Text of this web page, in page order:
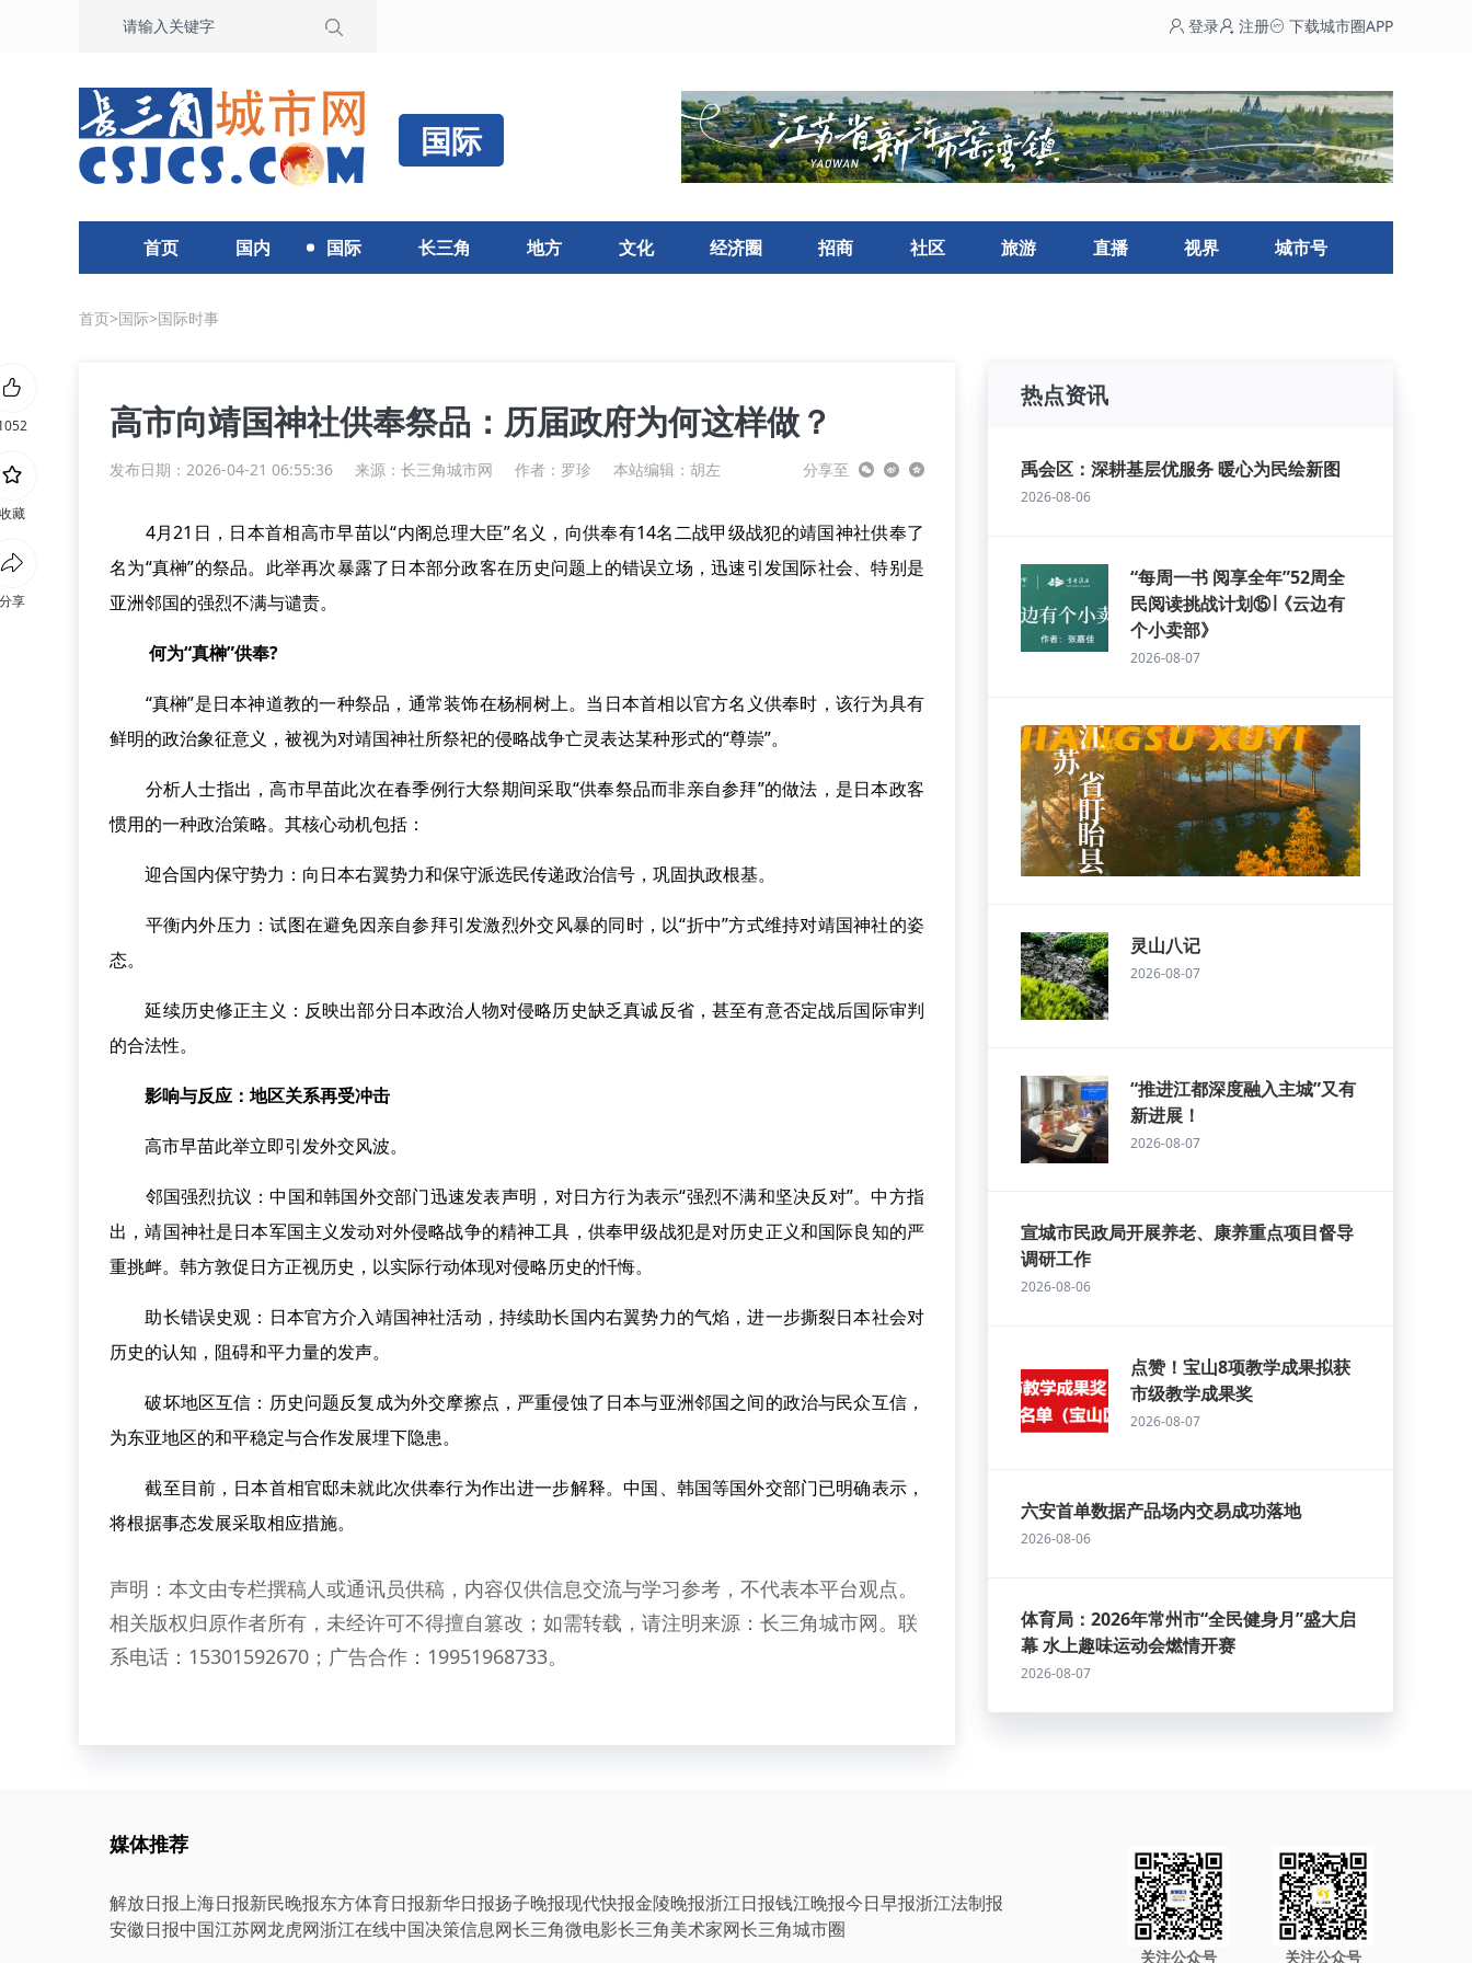
登录 注册 下载城市圈APP
国际
首页 国内 国际 长三角 地方 文化 经济圈 招商 社区 旅游 直播 视界 城市号
首页>国际>国际时事
高市向靖国神社供奉祭品：历届政府为何这样做？
发布日期：2026-04-21 06:55:36 来源： 长三角城市网 作者： 罗珍 本站编辑：胡左 分享至
4月21日，日本首相高市早苗以“内阁总理大臣”名义，向供奉有14名二战甲级战犯的靖国神社供奉了
名为“真榊”的祭品。此举再次暴露了日本部分政客在历史问题上的错误立场，迅速引发国际社会、特别是
亚洲邻国的强烈不满与谴责。
何为“真榊”供奉?
“真榊”是日本神道教的一种祭品，通常装饰在杨桐树上。当日本首相以官方名义供奉时，该行为具有
鲜明的政治象征意义，被视为对靖国神社所祭祀的侵略战争亡灵表达某种形式的“尊崇”。
分析人士指出，高市早苗此次在春季例行大祭期间采取“供奉祭品而非亲自参拜”的做法，是日本政客
惯用的一种政治策略。其核心动机包括：
迎合国内保守势力：向日本右翼势力和保守派选民传递政治信号，巩固执政根基。
平衡内外压力：试图在避免因亲自参拜引发激烈外交风暴的同时，以“折中”方式维持对靖国神社的姿
态。
延续历史修正主义：反映出部分日本政治人物对侵略历史缺乏真诚反省，甚至有意否定战后国际审判
的合法性。
影响与反应：地区关系再受冲击
高市早苗此举立即引发外交风波。
邻国强烈抗议：中国和韩国外交部门迅速发表声明，对日方行为表示“强烈不满和坚决反对”。中方指
出，靖国神社是日本军国主义发动对外侵略战争的精神工具，供奉甲级战犯是对历史正义和国际良知的严
重挑衅。韩方敦促日方正视历史，以实际行动体现对侵略历史的忏悔。
助长错误史观：日本官方介入靖国神社活动，持续助长国内右翼势力的气焰，进一步撕裂日本社会对
历史的认知，阻碍和平力量的发声。
破坏地区互信：历史问题反复成为外交摩擦点，严重侵蚀了日本与亚洲邻国之间的政治与民众互信，
为东亚地区的和平稳定与合作发展埋下隐患。
截至目前，日本首相官邸未就此次供奉行为作出进一步解释。中国、韩国等国外交部门已明确表示，
将根据事态发展采取相应措施。
声明：本文由专栏撰稿人或通讯员供稿，内容仅供信息交流与学习参考，不代表本平台观点。
相关版权归原作者所有，未经许可不得擅自篡改；如需转载，请注明来源：长三角城市网。联
系电话：15301592670；广告合作：19951968733。
热点资讯
禹会区：深耕基层优服务 暖心为民绘新图
2026-08-06
“每周一书 阅享全年”52周全
民阅读挑战计划⑮∣《云边有
个小卖部》
2026-08-07
灵山八记
2026-08-07
“推进江都深度融入主城”又有
新进展！
2026-08-07
宣城市民政局开展养老、康养重点项目督导
调研工作
2026-08-06
点赞！宝山8项教学成果拟获
市级教学成果奖
2026-08-07
六安首单数据产品场内交易成功落地
2026-08-06
体育局：2026年常州市“全民健身月”盛大启
幕 水上趣味运动会燃情开赛
2026-08-07
收藏
分享
媒体推荐
解放日报上海日报新民晚报东方体育日报新华日报扬子晚报现代快报金陵晚报浙江日报钱江晚报今日早报浙江法制报
安徽日报中国江苏网龙虎网浙江在线中国决策信息网长三角微电影长三角美术家网长三角城市圈
关注公众号 关注公众号